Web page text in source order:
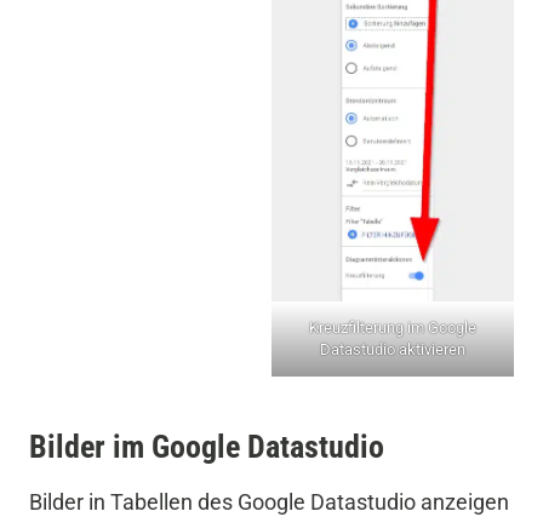
Kreuzfilterung im Google
Datastudio aktivieren
Bilder im Google Datastudio
Bilder in Tabellen des Google Datastudio anzeigen